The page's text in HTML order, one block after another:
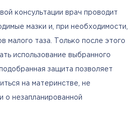
консультации врач проводит
мазки и, при необходимости,
малого таза. Только после этого
использование выбранного
защита позволяет
на материнстве, не
о незапланированной